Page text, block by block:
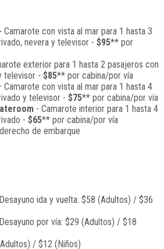
Camarote con vista al mar para 1 hasta 3
nevera y televisor - $95** por
exterior para 1 hasta 2 pasajeros con
televisor - $85** por cabina/por vía
con vista al mar para 1 hasta 4
y televisor - $75** por cabina/por vía
- Camarote interior para 1 hasta 4
- $65** por cabina/por vía
de embarque
ida y vuelta: $58 (Adultos) / $36
por vía: $29 (Adultos) / $18
/ $12 (Niños)